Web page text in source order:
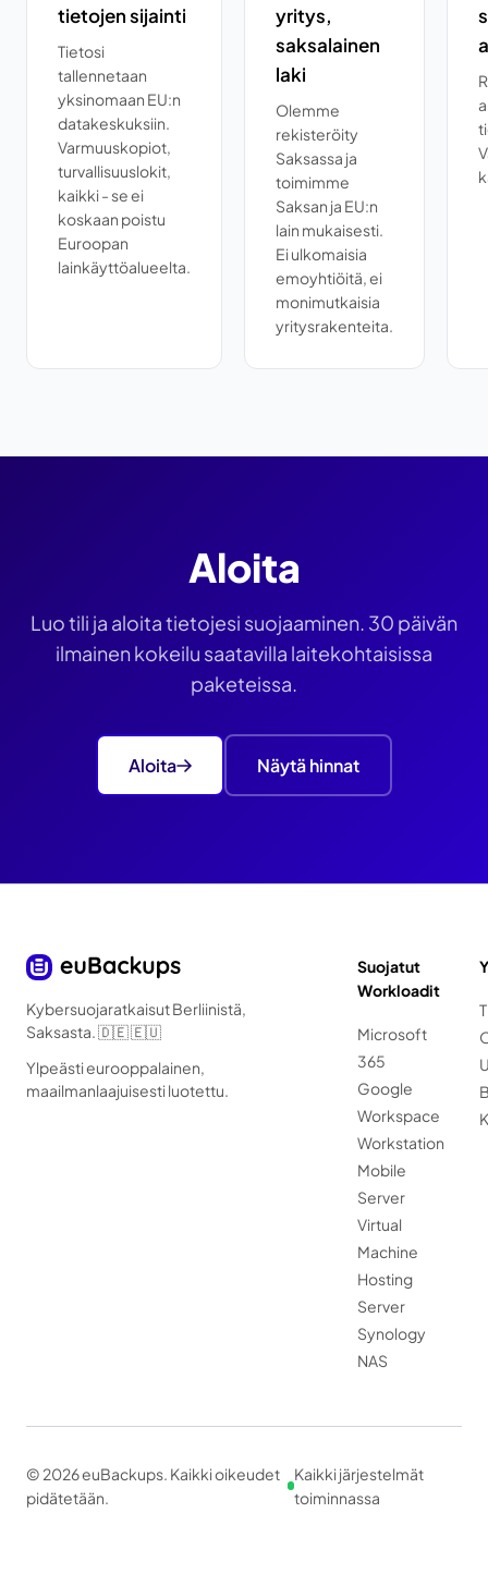
tietojen sijainti
Tietosi
tallennetaan
yksinomaan EU:n
datakeskuksiin.
Varmuuskopiot,
turvallisuuslokit,
kaikki - se ei
koskaan poistu
Euroopan
lainkäyttöalueelta.
yritys,
saksalainen
laki
Olemme
rekisteröity
Saksassa ja
toimimme
Saksan ja EU:n
lain mukaisesti.
Ei ulkomaisia
emoyhtiöitä, ei
monimutkaisia
yritysrakenteita.
Aloita
Luo tili ja aloita tietojesi suojaaminen. 30 päivän
ilmainen kokeilu saatavilla laitekohtaisissa
paketeissa.
Aloita Näytä hinnat
Kybersuojaratkaisut Berliinistä,
Saksasta. 🇩🇪 🇪🇺
Ylpeästi eurooppalainen,
maailmanlaajuisesti luotettu.
Suojatut
Workloadit
Microsoft
365
Google
Workspace
Workstation
Mobile
Server
Virtual
Machine
Hosting
Server
Synology
NAS
© 2026 euBackups. Kaikki oikeudet
pidätetään.
Kaikki järjestelmät
toiminnassa